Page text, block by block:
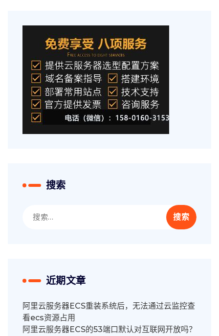
搜索
索：
近期文章
阿里云服务器ECS重装系统后，无法通过云监控查
看ecs资源占用
阿里云服务器ECS的53端口默认对互联网开放吗？